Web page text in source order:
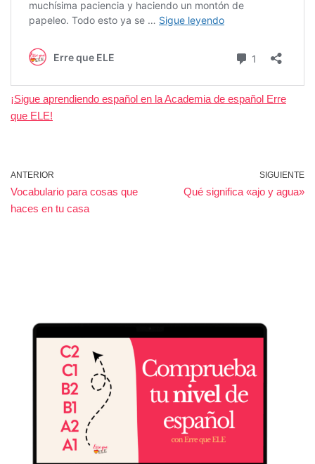
¡Sigue aprendiendo español en la Academia de español Erre
que ELE!
ANTERIOR
Vocabulario para cosas que
haces en tu casa
SIGUIENTE
Qué significa «ajo y agua»